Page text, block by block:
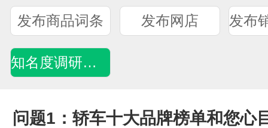
发布商品词条 发布网店
知名度调研问卷
问题1：轿车十大品牌榜单和您心